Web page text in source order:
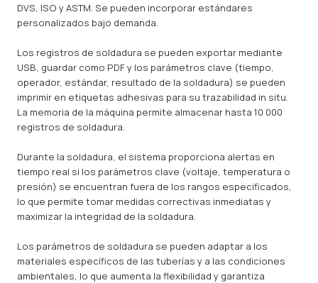
DVS, ISO y ASTM. Se pueden incorporar estándares
personalizados bajo demanda.
Los registros de soldadura se pueden exportar mediante
USB, guardar como PDF y los parámetros clave (tiempo,
operador, estándar, resultado de la soldadura) se pueden
imprimir en etiquetas adhesivas para su trazabilidad in situ.
La memoria de la máquina permite almacenar hasta 10 000
registros de soldadura.
Durante la soldadura, el sistema proporciona alertas en
tiempo real si los parámetros clave (voltaje, temperatura o
presión) se encuentran fuera de los rangos especificados,
lo que permite tomar medidas correctivas inmediatas y
maximizar la integridad de la soldadura.
Los parámetros de soldadura se pueden adaptar a los
materiales específicos de las tuberías y a las condiciones
ambientales, lo que aumenta la flexibilidad y garantiza